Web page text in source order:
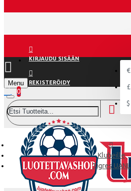
KIRJAUDU SISÄÄN
REKISTERÖIDY
€
£
$
Menu
0
Klubeille
Tigres UANL